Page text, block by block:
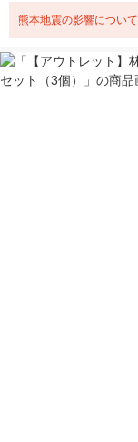
熊本地震の影響について